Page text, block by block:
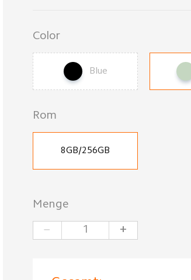
Color
Blue
Rom
8GB/256GB
Menge
− +